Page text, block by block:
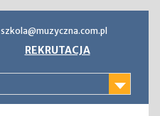
szkola@muzyczna.com.pl
REKRUTACJA